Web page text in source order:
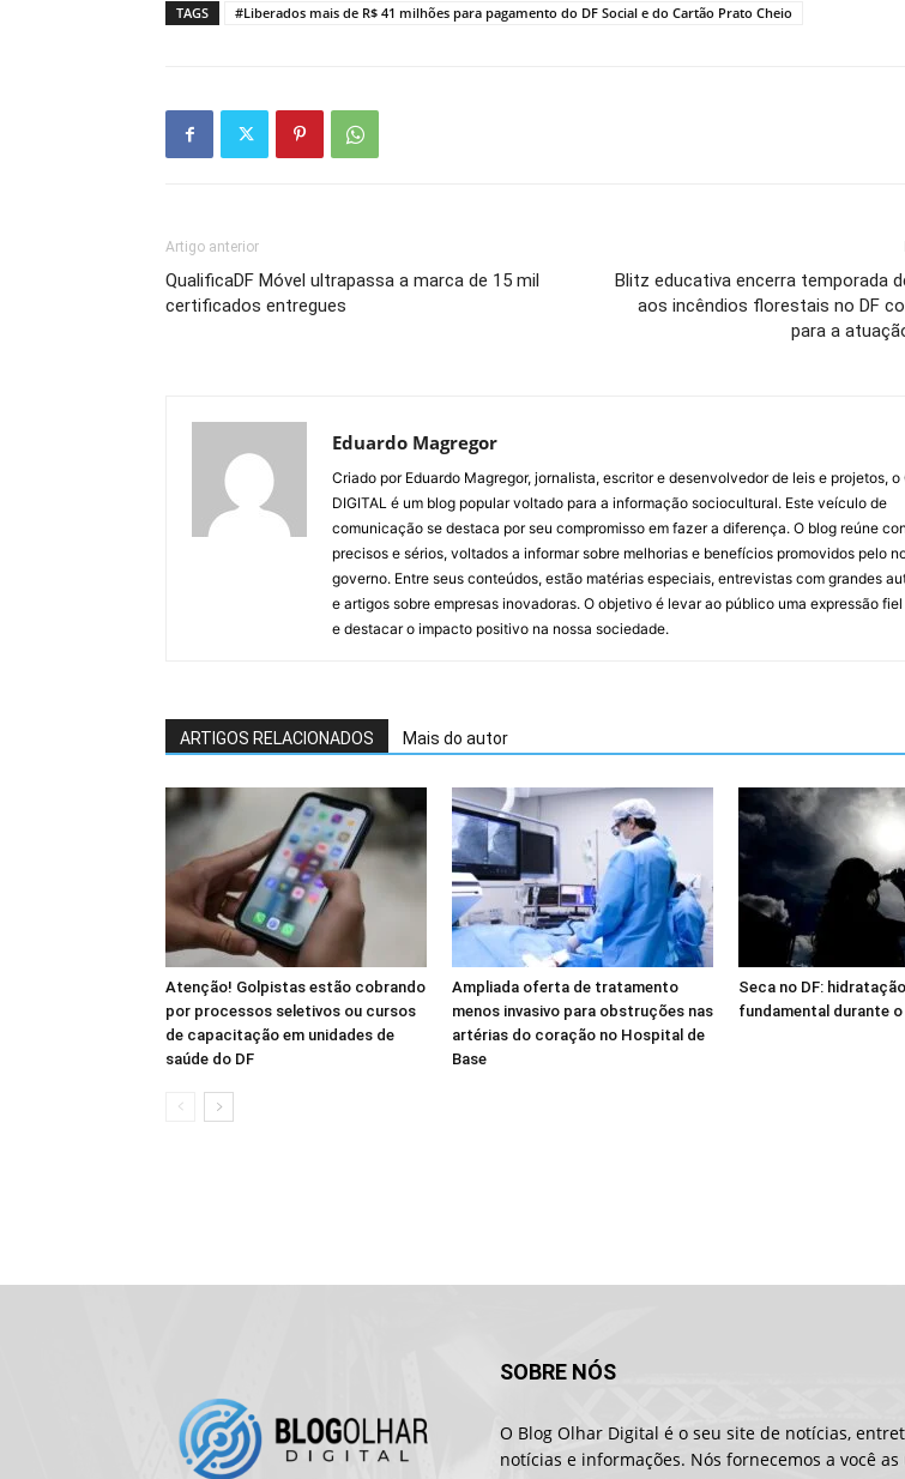
TAGS #Liberados mais de R$ 41 milhões para pagamento do DF Social e do Cartão Prato Cheio
Artigo anterior
QualificaDF Móvel ultrapassa a marca de 15 mil
certificados entregues
Blitz educativa encerra temporada
aos incêndios florestais no DF
para a
Eduardo Magregor
Criado por Eduardo Magregor, jornalista, escritor e desenvolvedor de leis e projetos, o
DIGITAL é um blog popular voltado para a informação sociocultural. Este veículo de
comunicação se destaca por seu compromisso em fazer a diferença. O blog reúne
precisos e sérios, voltados a informar sobre melhorias e benefícios promovidos pelo
governo. Entre seus conteúdos, estão matérias especiais, entrevistas com grandes
e artigos sobre empresas inovadoras. O objetivo é levar ao público uma expressão
e destacar o impacto positivo na nossa sociedade.
ARTIGOS RELACIONADOS Mais do autor
Atenção! Golpistas estão cobrando
por processos seletivos ou cursos
de capacitação em unidades de
saúde do DF
Ampliada oferta de tratamento
menos invasivo para obstruções nas
artérias do coração no Hospital de
Base
Seca no DF:
fundamental durante
SOBRE NÓS
O Blog Olhar Digital é o seu site de notícias,
notícias e informações. Nós fornecemos a você